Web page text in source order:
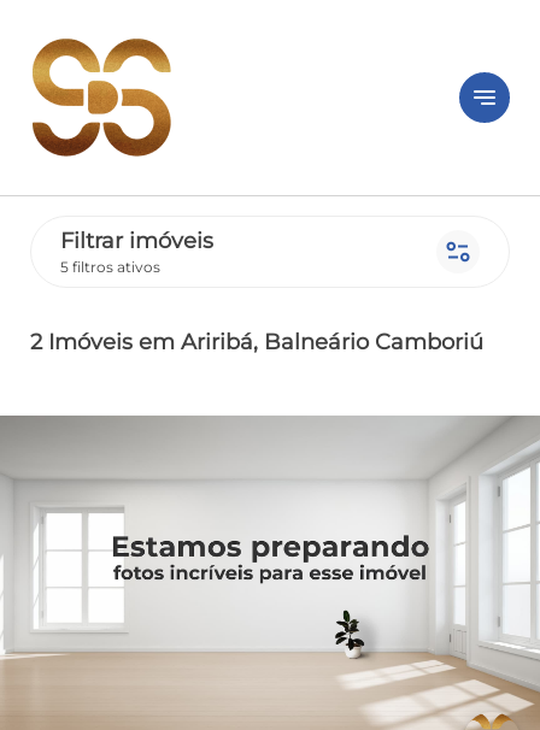
notes
Filtrar imóveis
5 filtros ativos page_info
2 Imóveis em Ariribá, Balneário Camboriú